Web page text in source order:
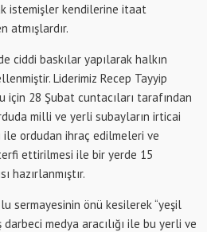
istemişler kendilerine itaat
atmışlardır.
ciddi baskılar yapılarak halkın
Liderimiz Recep Tayyip
için 28 Şubat cuntacıları tarafından
milli ve yerli subayların irticai
ile ordudan ihraç edilmeleri ve
ettirilmesi ile bir yerde 15
hazırlanmıştır.
sermayesinin önü kesilerek “yeşil
darbeci medya aracılığı ile bu yerli ve